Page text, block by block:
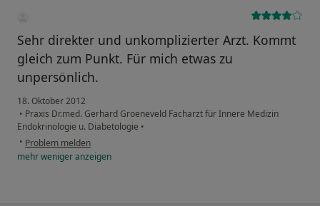
Sehr direkter und unkomplizierter Arzt. Kommt
gleich zum Punkt. Für mich etwas zu
unpersönlich.
18. Oktober 2012
• Praxis Dr.med. Gerhard Groeneveld Facharzt für Innere Medizin
Endokrinologie u. Diabetologie •
• Problem melden
mehrwenigeranzeigen